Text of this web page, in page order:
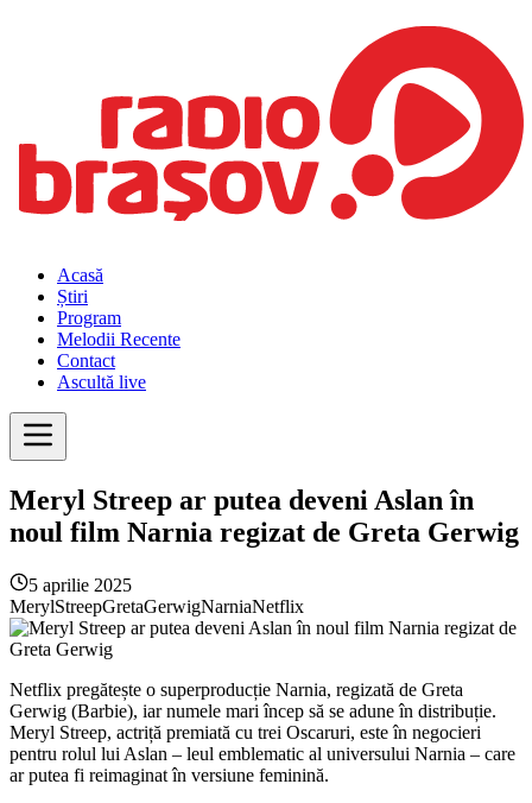
Acasă
Știri
Program
Melodii Recente
Contact
Ascultă live
Meryl Streep ar putea deveni Aslan în
noul film Narnia regizat de Greta Gerwig
5 aprilie 2025
MerylStreepGretaGerwigNarniaNetflix
Netflix pregătește o superproducție Narnia, regizată de Greta
Gerwig (Barbie), iar numele mari încep să se adune în distribuție.
Meryl Streep, actriță premiată cu trei Oscaruri, este în negocieri
pentru rolul lui Aslan – leul emblematic al universului Narnia – care
ar putea fi reimaginat în versiune feminină.